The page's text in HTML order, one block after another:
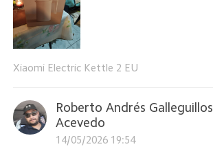
Xiaomi Electric Kettle 2 EU
Roberto Andrés Galleguillos
Acevedo
14/05/2026 19:54